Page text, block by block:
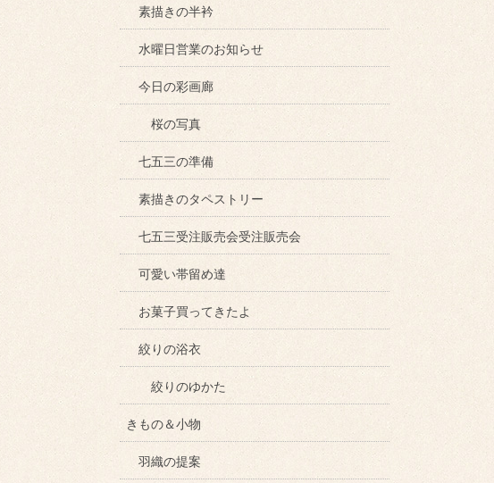
素描きの半衿
水曜日営業のお知らせ
今日の彩画廊
桜の写真
七五三の準備
素描きのタペストリー
七五三受注販売会受注販売会
可愛い帯留め達
お菓子買ってきたよ
絞りの浴衣
絞りのゆかた
きもの＆小物
羽織の提案